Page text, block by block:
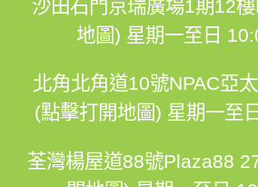
沙田石門京瑞廣場1期12
地圖) 星期一至日
北角北角道10號NPAC亞
(點擊打開地圖) 星期一至
荃灣楊屋道88號Plaza88